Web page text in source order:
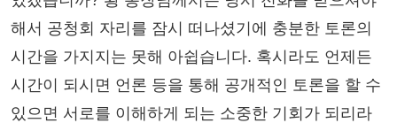
해서 공청회 자리를 잠시 떠나셨기에 충분한 토론의
시간을 가지지는 못해 아쉽습니다. 혹시라도 언제든
시간이 되시면 언론 등을 통해 공개적인 토론을 할 수
있으면 서로를 이해하게 되는 소중한 기회가 되리라